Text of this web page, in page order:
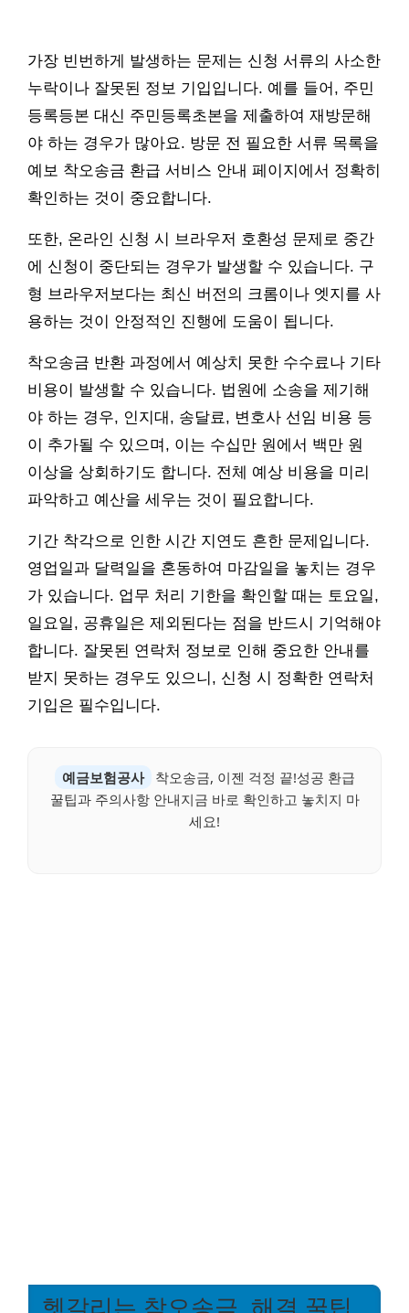
가장 빈번하게 발생하는 문제는 신청 서류의 사소한
누락이나 잘못된 정보 기입입니다. 예를 들어, 주민
등록등본 대신 주민등록초본을 제출하여 재방문해
야 하는 경우가 많아요. 방문 전 필요한 서류 목록을
예보 착오송금 환급 서비스 안내 페이지에서 정확히
확인하는 것이 중요합니다.
또한, 온라인 신청 시 브라우저 호환성 문제로 중간
에 신청이 중단되는 경우가 발생할 수 있습니다. 구
형 브라우저보다는 최신 버전의 크롬이나 엣지를 사
용하는 것이 안정적인 진행에 도움이 됩니다.
착오송금 반환 과정에서 예상치 못한 수수료나 기타
비용이 발생할 수 있습니다. 법원에 소송을 제기해
야 하는 경우, 인지대, 송달료, 변호사 선임 비용 등
이 추가될 수 있으며, 이는 수십만 원에서 백만 원
이상을 상회하기도 합니다. 전체 예상 비용을 미리
파악하고 예산을 세우는 것이 필요합니다.
기간 착각으로 인한 시간 지연도 흔한 문제입니다.
영업일과 달력일을 혼동하여 마감일을 놓치는 경우
가 있습니다. 업무 처리 기한을 확인할 때는 토요일,
일요일, 공휴일은 제외된다는 점을 반드시 기억해야
합니다. 잘못된 연락처 정보로 인해 중요한 안내를
받지 못하는 경우도 있으니, 신청 시 정확한 연락처
기입은 필수입니다.
예금보험공사
착오송금, 이젠 걱정 끝!성공 환급
꿀팁과 주의사항 안내지금 바로 확인하고 놓치지 마
세요!
헷갈리는 착오송금, 해결 꿀팁